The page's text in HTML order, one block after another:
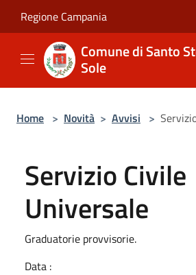
Regione Campania
Comune di Santo
Sole
Home > Novità > Avvisi >
Servizio Civile
Universale
Graduatorie provvisorie.
Data :